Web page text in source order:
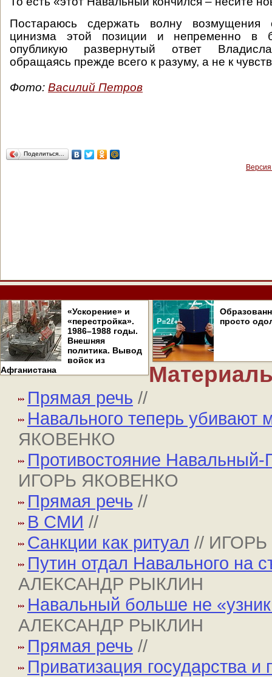
Постараюсь сдержать волну возмущения
цинизма этой позиции и непременно в
опубликую развернутый ответ
обращаясь прежде всего к разуму, а не к
Фото: Василий Петров
Поделиться…
«Ускорение» и
«перестройка».
1986–1988 годы.
Внешняя
политика. Вывод
войск из
Афганистана
просто
Прямая речь //
Навального теперь убивают
ЯКОВЕНКО
Противостояние
ИГОРЬ ЯКОВЕНКО
Прямая речь //
В СМИ //
Санкции как ритуал //
Путин отдал Навального на
АЛЕКСАНДР РЫКЛИН
Навальный больше не
АЛЕКСАНДР РЫКЛИН
Прямая речь //
Приватизация государства и